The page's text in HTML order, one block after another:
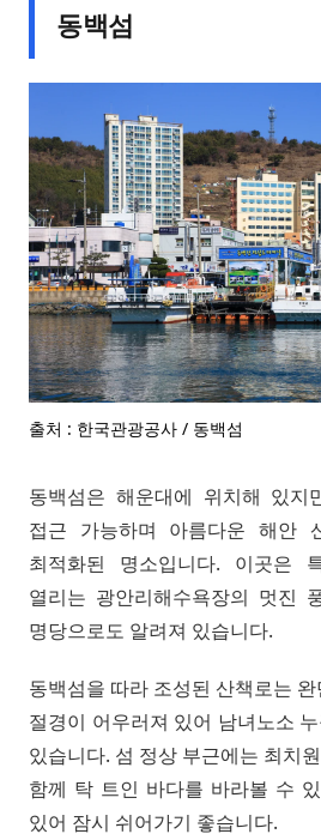
동백섬
출처 : 한국관광공사 / 동백섬
동백섬은 해운대에 위치해 있지
접근 가능하며 아름다운 해안
최적화된 명소입니다. 이곳은
열리는 광안리해수욕장의 멋진
명당으로도 알려져 있습니다.
동백섬을 따라 조성된 산책로는
절경이 어우러져 있어 남녀노소
있습니다. 섬 정상 부근에는 최치
함께 탁 트인 바다를 바라볼 수
있어 잠시 쉬어가기 좋습니다.